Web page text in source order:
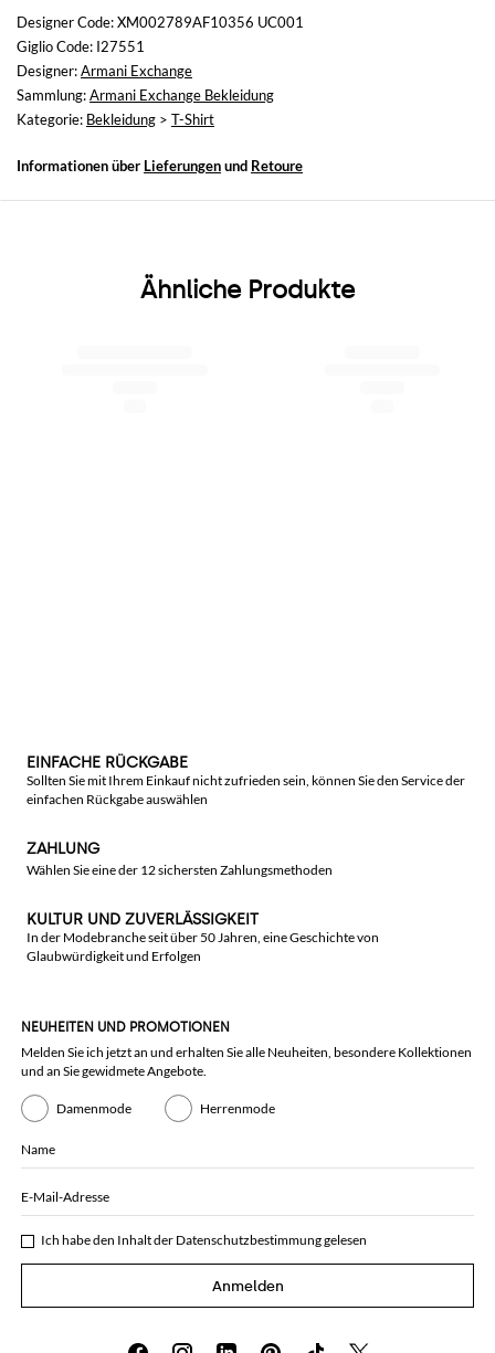
nicht verfügbar
Größe und Passform
Slim-Fit
Designer Code: XM002789AF10356 UC001
Giglio Code: I27551
Designer:Armani Exchange
Sammlung:Armani Exchange Bekleidung
Kategorie: Bekleidung > T-Shirt
Informationen über Lieferungenund Retoure
Ähnliche Produkte
EINFACHE RÜCKGABE
Sollten Sie mit Ihrem Einkauf nicht zufrieden sein, können Sie den Service der
einfachen Rückgabe auswählen
ZAHLUNG
Wählen Sie eine der 12 sichersten Zahlungsmethoden
KULTUR UND ZUVERLÄSSIGKEIT
In der Modebranche seit über 50 Jahren, eine Geschichte von
Glaubwürdigkeit und Erfolgen
NEUHEITEN UND PROMOTIONEN
Melden Sie ich jetzt an und erhalten Sie alle Neuheiten, besondere Kollektionen
und an Sie gewidmete Angebote.
Damenmode Herrenmode
Name
E-Mail-Adresse
Ich habe den Inhalt der Datenschutzbestimmunggelesen
Anmelden